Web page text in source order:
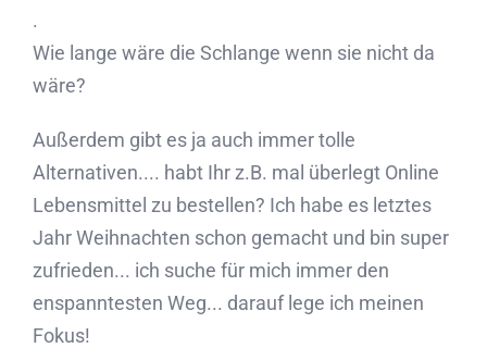
.
Wie lange wäre die Schlange wenn sie nicht da
wäre?
Außerdem gibt es ja auch immer tolle
Alternativen.... habt Ihr z.B. mal überlegt Online
Lebensmittel zu bestellen? Ich habe es letztes
Jahr Weihnachten schon gemacht und bin super
zufrieden... ich suche für mich immer den
enspanntesten Weg... darauf lege ich meinen
Fokus!